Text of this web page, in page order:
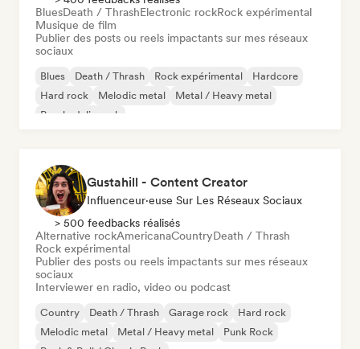
BluesDeath / ThrashElectronic rockRock expérimental
Musique de film
Publier des posts ou reels impactants sur mes réseaux
sociaux
Blues Death / Thrash Rock expérimental
Hardcore
Hard rock
Melodic metal
Metal / Heavy metal
Psychedelic rock
Gustahill - Content Creator
Influenceur·euse Sur Les Réseaux Sociaux
> 500 feedbacks réalisés
Alternative rockAmericanaCountryDeath / Thrash
Rock expérimental
Publier des posts ou reels impactants sur mes réseaux
sociaux
Interviewer en radio, video ou podcast
Country Death / Thrash Garage rock
Hard rock
Melodic metal
Metal / Heavy metal
Punk Rock